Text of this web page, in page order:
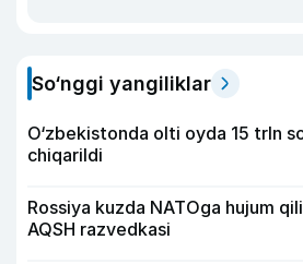
So‘nggi yangiliklar
O‘zbekistonda olti oyda 15 trln
chiqarildi
Rossiya kuzda NATOga hujum
AQSH razvedkasi